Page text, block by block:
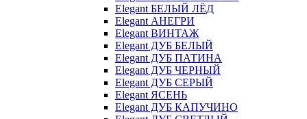
Elegant БЕЛЫЙ ЛЁД
Elegant АНЕГРИ
Elegant ВИНТАЖ
Elegant ДУБ БЕЛЫЙ
Elegant ДУБ ПАТИНА
Elegant ДУБ ЧЕРНЫЙ
Elegant ДУБ СЕРЫЙ
Elegant ЯСЕНЬ
Elegant ДУБ КАПУЧИНО